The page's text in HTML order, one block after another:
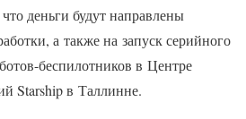
деньги будут направлены
а также на запуск серийного
беспилотников в Центре
Starship в Таллинне.